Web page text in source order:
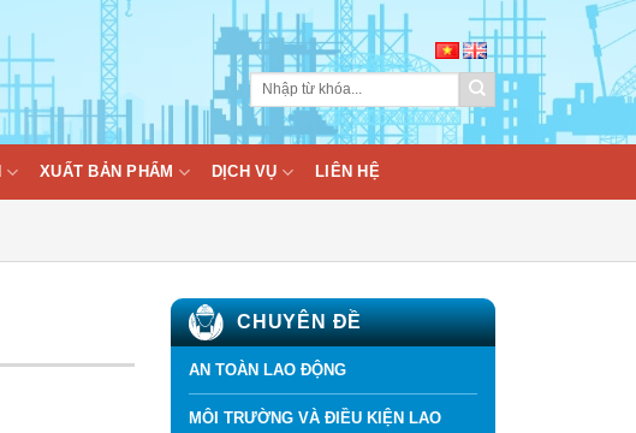
XUẤT BẢN PHẨM DỊCH VỤ LIÊN HỆ
CHUYÊN ĐỀ
AN TOÀN LAO ĐỘNG
MÔI TRƯỜNG VÀ ĐIỀU KIỆN LAO